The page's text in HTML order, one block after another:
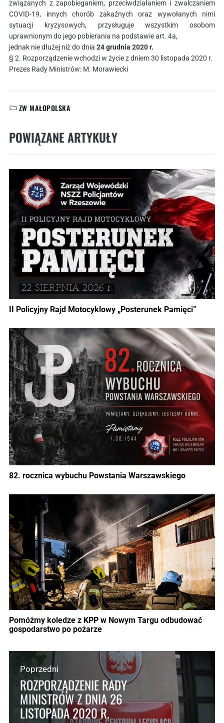
związanych z zapobieganiem, przeciwdziałaniem i zwalczaniem
COVID-19, innych chorób zakaźnych oraz wywołanych nimi
sytuacji kryzysowych, przysługuje wszystkim osobom
uprawnionym do jego pobierania na podstawie art. 4a,
jednak nie dłużej niż do dnia 24 grudnia 2020 r.
§ 2. Rozporządzenie wchodzi w życie z dniem 30 listopada 2020 r.
Prezes Rady Ministrów: M. Morawiecki
KATEGORIE:
ZW MAŁOPOLSKA
POWIĄZANE ARTYKUŁY
II Policyjny Rajd Motocyklowy „Posterunek Pamięci”
82. rocznica wybuchu Powstania Warszawskiego
Pomóżmy koledze z KPP w Nowym Targu odbudować
gospodarstwo po pożarze
Poprzedni
ROZPORZĄDZENIE RADY
MINISTRÓW Z DNIA 26
LISTOPADA 2020 R.